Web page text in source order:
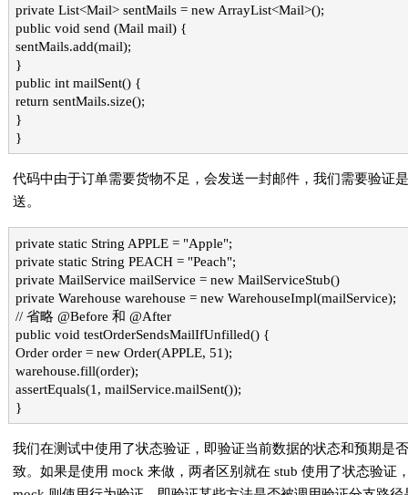
private List<Mail> sentMails = new ArrayList<Mail>();
public void send (Mail mail) {
sentMails.add(mail);
}
public int mailSent() {
return sentMails.size();
}
}
代码中由于订单需要货物不足，会发送一封邮件，我们需要验证
送。
private static String APPLE = "Apple";
private static String PEACH = "Peach";
private MailService mailService = new MailServiceStub()
private Warehouse warehouse = new WarehouseImpl(mailService);
// 省略 @Before 和 @After
public void testOrderSendsMailIfUnfilled() {
Order order = new Order(APPLE, 51);
warehouse.fill(order);
assertEquals(1, mailService.mailSent());
}
我们在测试中使用了状态验证，即验证当前数据的状态和预期是
致。如果是使用 mock 来做，两者区别就在 stub 使用了状态验证